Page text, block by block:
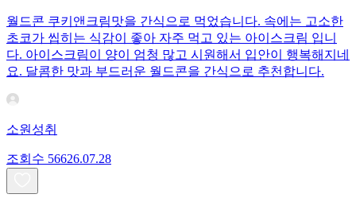
월드콘 쿠키앤크림맛을 간식으로 먹었습니다. 속에는 고소한
초코가 씹히는 식감이 좋아 자주 먹고 있는 아이스크림 입니
다. 아이스크림이 양이 엄청 많고 시원해서 입안이 행복해지네
요. 달콤한 맛과 부드러운 월드콘을 간식으로 추천합니다.
소원성취
조회수 56626.07.28